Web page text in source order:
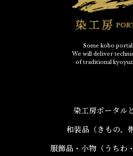
Some kobo portal.
We will deliver
of traditional
染工房ポータル
和装品（きもの、
服飾品・小物​（うちわ